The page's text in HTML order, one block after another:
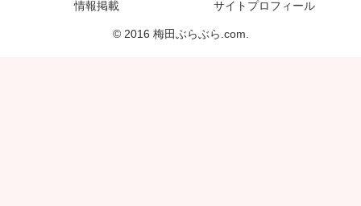
情報掲載
サイトプロフィール
© 2016 梅田ぶらぶら.com.